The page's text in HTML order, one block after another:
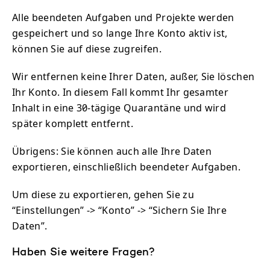
Alle beendeten Aufgaben und Projekte werden
gespeichert und so lange Ihre Konto aktiv ist,
können Sie auf diese zugreifen.
Wir entfernen keine Ihrer Daten, außer, Sie löschen
Ihr Konto. In diesem Fall kommt Ihr gesamter
Inhalt in eine 30-tägige Quarantäne und wird
später komplett entfernt.
Übrigens: Sie können auch alle Ihre Daten
exportieren, einschließlich beendeter Aufgaben.
Um diese zu exportieren, gehen Sie zu
“Einstellungen” -> “Konto” -> “Sichern Sie Ihre
Daten”.
Haben Sie weitere Fragen?